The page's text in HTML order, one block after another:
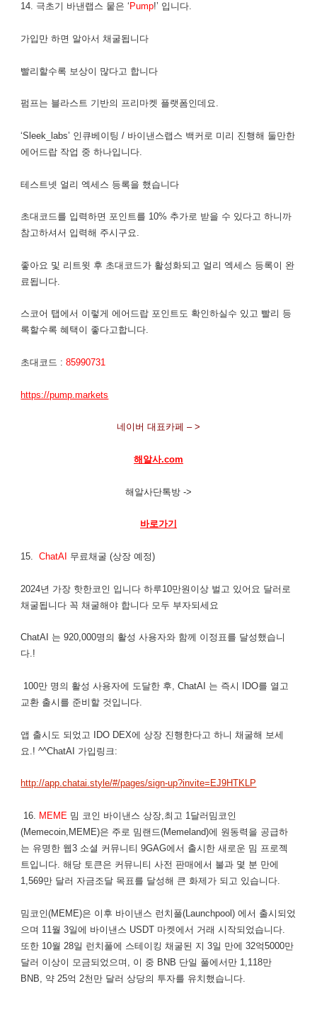
14. 극초기 바낸랩스 뭍은 ‘ Pump!’ 입니다.
가입만 하면 알아서 채굴됩니다
​빨리할수록 보상이 많다고 합니다
펌프는 블라스트 기반의 프리마켓 플랫폼인데요.
‘Sleek_labs’ 인큐베이팅 / 바이낸스랩스 백커로 미리 진행해 둘만한
에어드랍 작업 중 하나입니다.
​테스트넷 얼리 엑세스 등록을 했습니다
초대코드를 입력하면 포인트를 10% 추가로 받을 수 있다고 하니까
참고하셔서 입력해 주시구요.
좋아요 및 리트윗 후 초대코드가 활성화되고 얼리 엑세스 등록이 완
료됩니다.
스코어 탭에서 이렇게 에어드랍 포인트도 확인하실수 있고 빨리 등
록할수록 혜택이 좋다고합니다.
초대코드 :85990731
https://pump.markets
네이버 대표카페 – >
해알사.com
해알사단톡방 ->
바로가기
15.ChatAI 무료채굴 (상장 예정)
2024년 가장 핫한코인 입니다 하루10만원이상 벌고 있어요 달러로
채굴됩니다 꼭 채굴해야 합니다 모두 부자되세요
ChatAI 는 920,000명의 활성 사용자와 함께 이정표를 달성했습니
다.!
100만 명의 활성 사용자에 도달한 후, ChatAI 는 즉시 IDO를 열고
교환 출시를 준비할 것입니다.
앱 출시도 되었고 IDO DEX에 상장 진행한다고 하니 채굴해 보세
요.! ^^ChatAI 가입링크:
http://app.chatai.style/#/pages/sign-up?invite=EJ9HTKLP
16. MEME 밈 코인 바이낸스 상장,최고 1달러밈코인
(Memecoin,MEME)은 주로 밈랜드(Memeland)에 원동력을 공급하
는 유명한 웹3 소셜 커뮤니티 9GAG에서 출시한 새로운 밈 프로젝
트입니다. 해당 토큰은 커뮤니티 사전 판매에서 불과 몇 분 만에
1,569만 달러 자금조달 목표를 달성해 큰 화제가 되고 있습니다.
밈코인(MEME)은 이후 바이낸스 런치풀(Launchpool) 에서 출시되었
으며 11월 3일에 바이낸스 USDT 마켓에서 거래 시작되었습니다.
또한 10월 28일 런치풀에 스테이킹 채굴된 지 3일 만에 32억5000만
달러 이상이 모금되었으며, 이 중 BNB 단일 풀에서만 1,118만
BNB, 약 25억 2천만 달러 상당의 투자를 유치했습니다.